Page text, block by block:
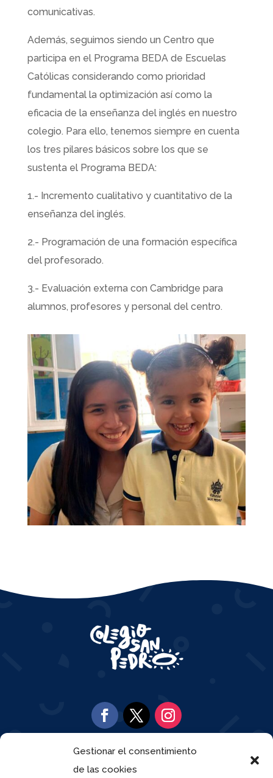
Gestionar el consentimiento
de las cookies
comunicativas.
​Además, seguimos siendo un Centro que
participa en el Programa BEDA de Escuelas
Católicas considerando como prioridad
fundamental la optimización así como la
eficacia de la enseñanza del inglés en nuestro
colegio. Para ello, tenemos siempre en cuenta
los tres pilares básicos sobre los que se
sustenta el Programa BEDA:
1.- Incremento cualitativo y cuantitativo de la
enseñanza del inglés.
2.- Programación de una formación específica
del profesorado.
3.- Evaluación externa con Cambridge para
alumnos, profesores y personal del centro.
917 97 95 51